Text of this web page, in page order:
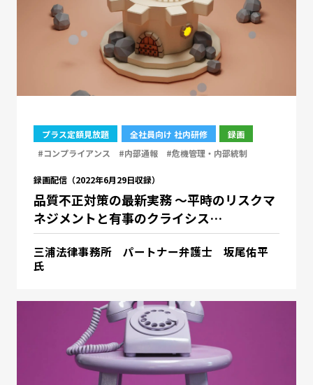
プラス定額見放題 全社員向け 社内研修
録画
#コンプライアンス
#内部通報 #危機管理・内部統制
録画配信（2022年6月29日収録）
品質不正対策の最新実務 ～平時のリスクマ
ネジメントと有事のクライシス…
三浦法律事務所 パートナー弁護士 坂尾佑平
氏